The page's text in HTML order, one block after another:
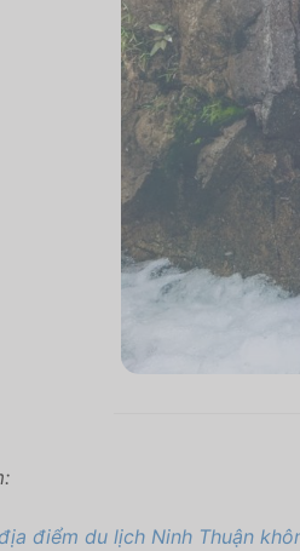
điểm du lịch Ninh Thuận